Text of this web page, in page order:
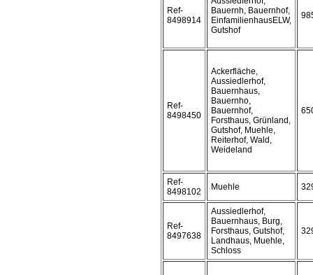
Ref-
8498914
Bauernh, Bauernhof,
EinfamilienhausELW,
Gutshof
Ref-
8498450
Ackerfläche,
Aussiedlerhof,
Bauernhaus,
Bauernho,
Bauernhof,
Forsthaus, Grünland,
Gutshof, Muehle,
Reiterhof, Wald,
Weideland
Ref-
8498102
Muehle
Ref-
8497638
Aussiedlerhof,
Bauernhaus, Burg,
Forsthaus, Gutshof,
Landhaus, Muehle,
Schloss